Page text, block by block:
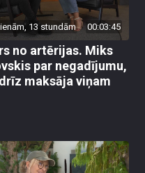
13 stundām 00:03:45
no artērijas. Miks
par negadījumu,
maksāja viņam